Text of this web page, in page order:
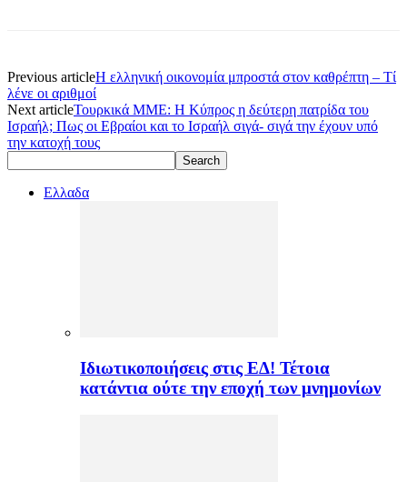
Previous articleΗ ελληνική οικονομία μπροστά στον καθρέπτη – Τί
λένε οι αριθμοί
Next articleΤουρκικά ΜΜΕ: Η Κύπρος η δεύτερη πατρίδα του
Ισραήλ; Πως οι Εβραίοι και το Ισραήλ σιγά- σιγά την έχουν υπό
την κατοχή τους
Ελλαδα
Ιδιωτικοποιήσεις στις ΕΔ! Τέτοια
κατάντια ούτε την εποχή των μνημονίων